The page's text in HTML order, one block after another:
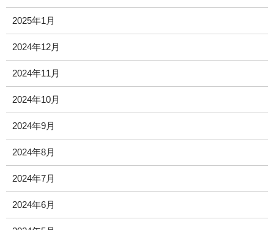
2025年1月
2024年12月
2024年11月
2024年10月
2024年9月
2024年8月
2024年7月
2024年6月